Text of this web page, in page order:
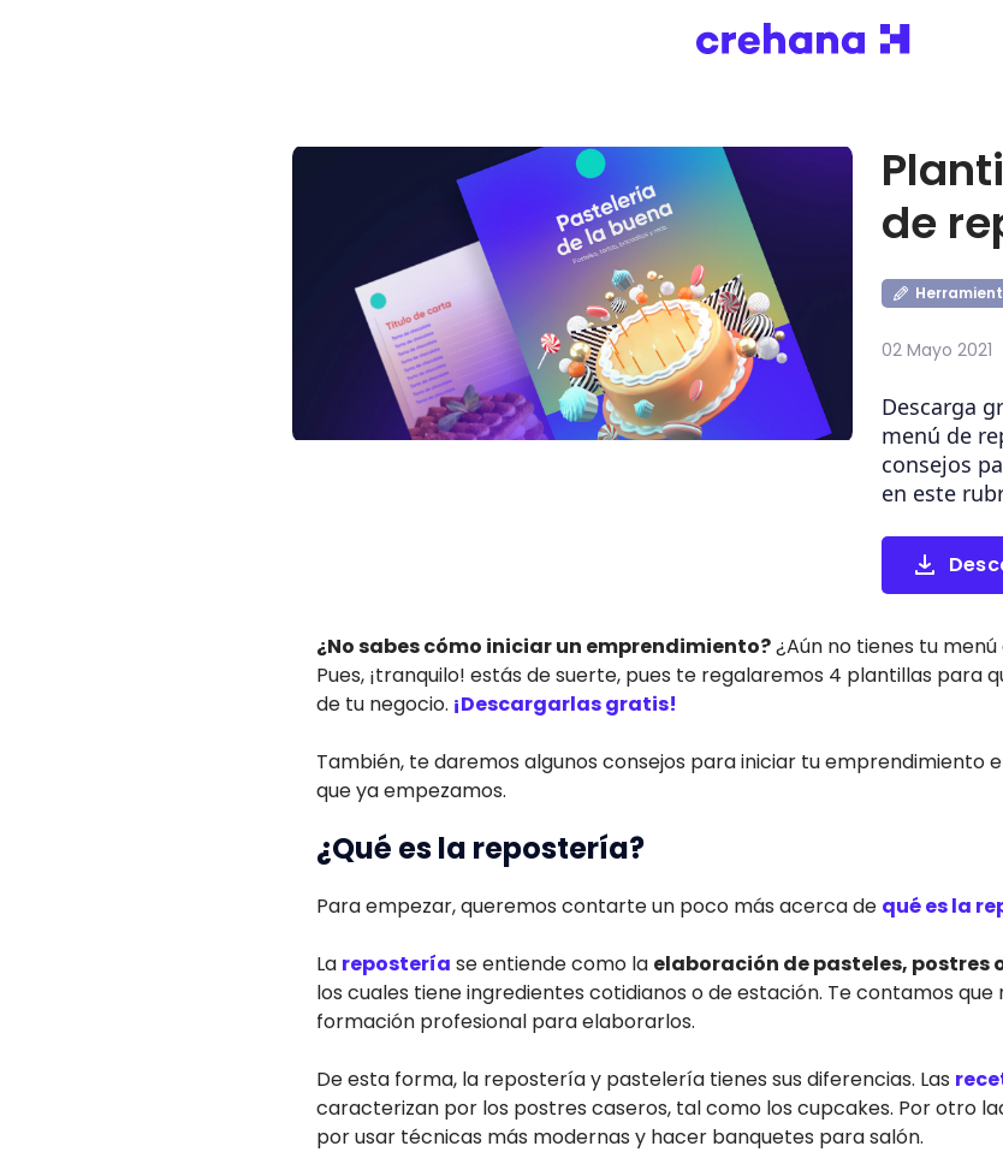
de
02 Mayo 2021
Descarga
menú de
consejos
en este
¿No sabes cómo iniciar un emprendimiento?¿Aún no tienes tu
Pues, ¡tranquilo! estás de suerte, pues te regalaremos 4 plantillas para
de tu negocio. ¡Descargarlas gratis!
También, te daremos algunos consejos para iniciar tu emprendimiento
que ya empezamos.
¿Qué es la repostería?
Para empezar, queremos contarte un poco más acerca de qué es la
La repostería se entiende como la elaboración de pasteles,
los cuales tiene ingredientes cotidianos o de estación. Te contamos
formación profesional para elaborarlos.
De esta forma, la repostería y pastelería tienes sus diferencias. Las
caracterizan por los postres caseros, tal como los cupcakes. Por otro
por usar técnicas más modernas y hacer banquetes para salón.